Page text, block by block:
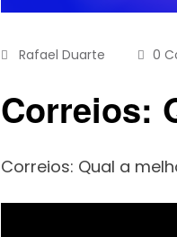
Rafael Duarte 0
Correios:
Correios: Qual a